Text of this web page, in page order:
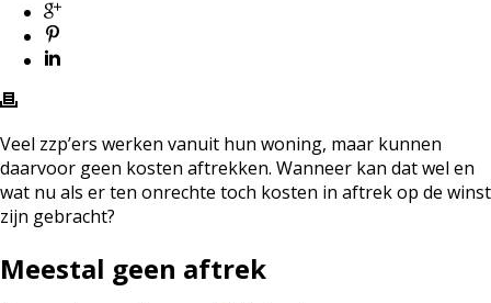
Veel zzp’ers werken vanuit hun woning, maar kunnen
daarvoor geen kosten aftrekken. Wanneer kan dat wel en
wat nu als er ten onrechte toch kosten in aftrek op de winst
zijn gebracht?
Meestal geen aftrek